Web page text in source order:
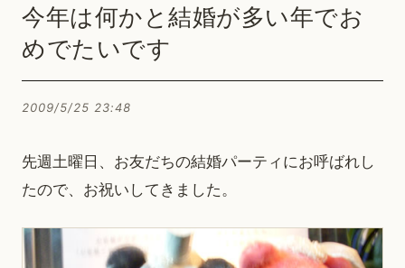
今年は何かと結婚が多い年でお
めでたいです
2009/5/25 23:48
先週土曜日、お友だちの結婚パーティにお呼ばれし
たので、お祝いしてきました。